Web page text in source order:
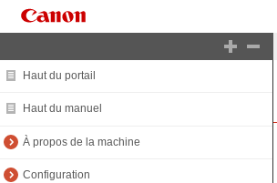
Haut du portail
Haut du manuel
À propos de la machine
Configuration